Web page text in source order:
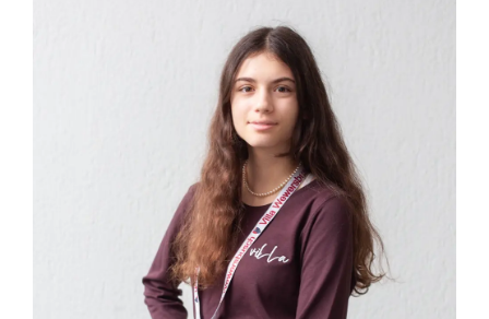
IN DEN WARENKORB DETAILS